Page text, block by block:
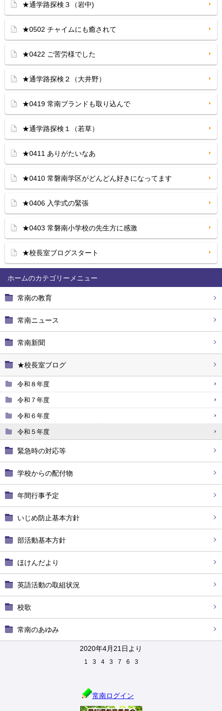
ホーム
常南の教育
常南ニュース
常南新聞
★校長室ブログ
令和８年度
令和７年度
令和６年度
令和５年度
緊急時の対応等
学校からの配付物
年間行事予定
いじめ防止基本方針
部活動基本方針
ほけんだより
英語活動の取組状況
校歌
常南のあゆみ
2020年4月21日より
1 3 4 3 7 6 3
常南ログイン
★通学路探検３（岩中)
★0502 チャイムにも癒されて
★0422 ご苦労様でした
★通学路探検２（大井野）
★0419 常南ブランドも取り込んで
★通学路探検１（若草）
★0411 ありがたいなあ
★0410 常磐南学区がどんどん好きになってます
★0406 入学式の緊張
★0403 常磐南小学校の先生方に感激
★校長室ブログスタート